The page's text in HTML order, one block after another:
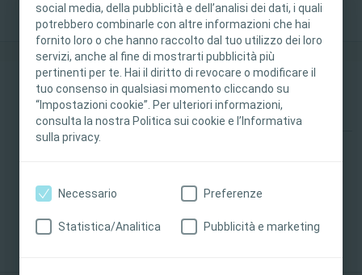
social media, della pubblicità e dell’analisi dei dati, i quali
potrebbero combinarle con altre informazioni che hai
fornito loro o che hanno raccolto dal tuo utilizzo dei loro
servizi, anche al fine di mostrarti pubblicità più
pertinenti per te. Hai il diritto di revocare o modificare il
tuo consenso in qualsiasi momento cliccando su
“Impostazioni cookie”. Per ulteriori informazioni,
consulta la nostra Politica sui cookie e l’Informativa
sulla privacy.
Necessario Preferenze
Statistica/Analitica Pubblicità e marketing
Questo sito è destinato esclusivamente ai
professionisti sanitari. I contenuti del sito sono
destinati a scopi formativi e informativi.
Coloplast non fornisce consulenza medica. La
responsabilità dell'assistenza ai pazienti rimane
al professionista sanitario. Per informazioni
dettagliate sui prodotti presentati, tra cui
precauzioni e avvertenze, consultare le istruzioni
per l'uso del prodotto.
I disturbi sessuali nelle persone con sclerosi multipla: il ruolo
dicembre
12
multipla: il ruolo del fisioterapista
Riproduzione disponibile